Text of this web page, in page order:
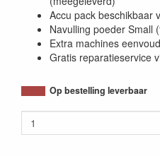
Accu pack beschikbaar
Navulling poeder Small
Extra machines
Gratis reparatieservice
Op bestelling leverbaar